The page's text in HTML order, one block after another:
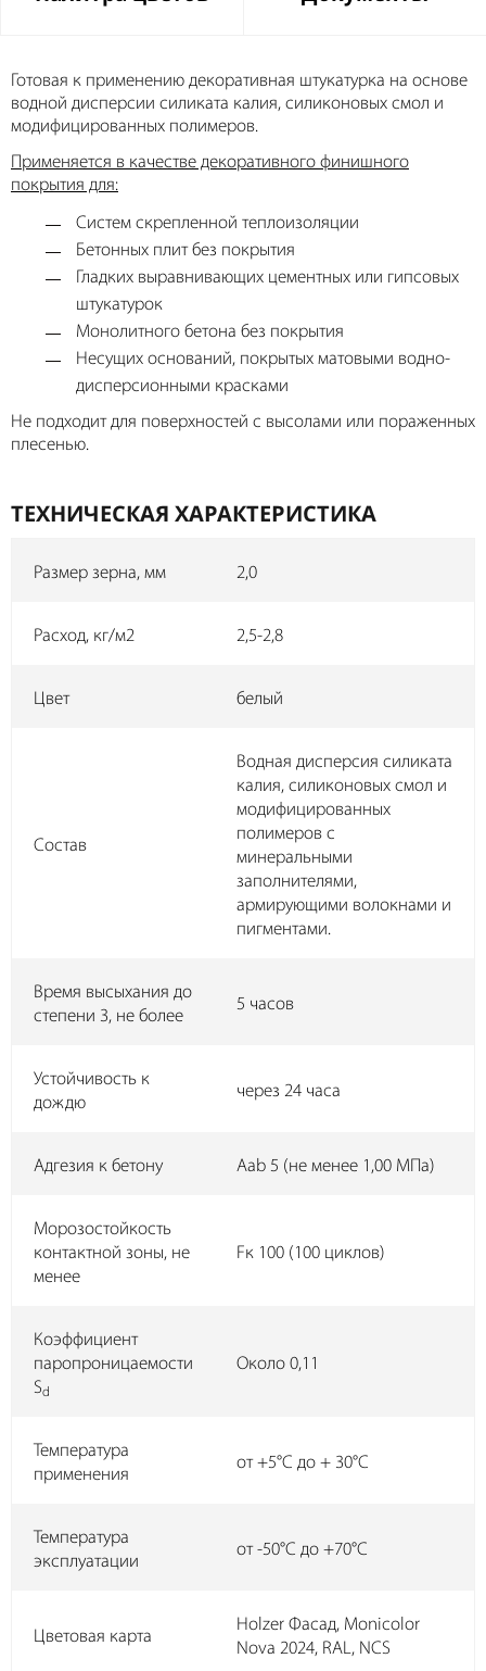
Готовая к применению декоративная штукатурка на основе
водной дисперсии силиката калия, силиконовых смол и
модифицированных полимеров.
Применяется в качестве декоративного финишного
покрытия для:
Систем скрепленной теплоизоляции
Бетонных плит без покрытия
Гладких выравнивающих цементных или гипсовых
штукатурок
Монолитного бетона без покрытия
Несущих оснований, покрытых матовыми водно-
дисперсионными красками
Не подходит для поверхностей с высолами или пораженных
плесенью.
ТЕХНИЧЕСКАЯ ХАРАКТЕРИСТИКА
Размер зерна, мм 2,0
Расход, кг/м2 2,5-2,8
Цвет белый
Состав
Водная дисперсия силиката
калия, силиконовых смол и
модифицированных
полимеров с
минеральными
заполнителями,
армирующими волокнами и
пигментами.
Время высыхания до
степени 3, не более
5 часов
Устойчивость к
дождю
через 24 часа
Адгезия к бетону Aab 5 (не менее 1,00 МПа)
Морозостойкость
контактной зоны, не
менее
Fк 100 (100 циклов)
Коэффициент
паропроницаемости
Sd
Около 0,11
Температура
применения
от +5°C до + 30°C
Температура
эксплуатации
от -50°C до +70°C
Цветовая карта
Holzer Фасад, Monicolor
Nova 2024, RAL, NCS